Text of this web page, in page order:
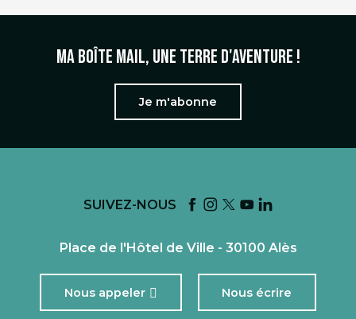
Ma boîte mail, une terre d'aventure !
Je m'abonne
SUIVEZ-NOUS
Place de l'Hôtel de Ville - 30100 Alès
Nous appeler Nous écrire